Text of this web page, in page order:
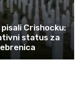
Crishocku:
status za